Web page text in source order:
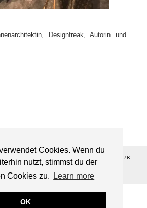
Cookies. Wenn du
nutzt, stimmst du der
Cookies zu.
Learn more
OK
Designfreak, Autorin und
®REGISTERED TRADEMARK
DESIGNED BY pipdig